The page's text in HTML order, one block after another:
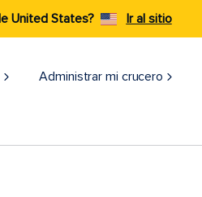
United States? Ir al sitio
Administrar mi crucero